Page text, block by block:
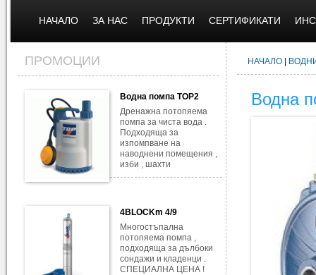
НАЧАЛО ЗА НАС ПРОДУКТИ СЕРТИФИКАТИ
ПРОМОЦИИ
Водна помпа TOP2
Дренажна потопяема
помпа за чиста вода .
Подходяща за
изпомпване на
наводнени помещения ,
изби , шахти
4BLOCKm 4/9
Многостъпална
потопяема помпа ,
подходяща за дълбоки
сондажи и кладенци .
СПЕЦИАЛНА ЦЕНА !
НАЧАЛО
Водна